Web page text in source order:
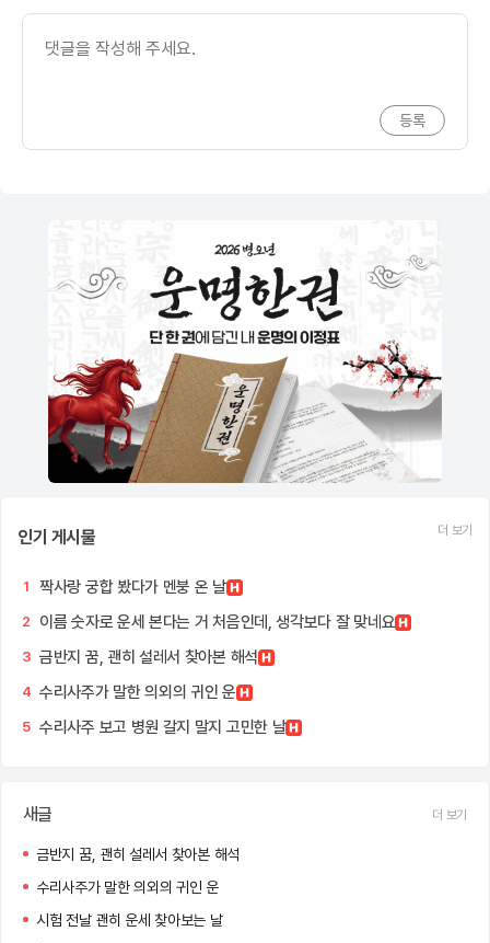
인기 게시물 더 보기
1 짝사랑 궁합 봤다가 멘붕 온 날
2 이름 숫자로 운세 본다는 거 처음인데, 생각보다 잘 맞네요
3 금반지 꿈, 괜히 설레서 찾아본 해석
4 수리사주가 말한 의외의 귀인 운
5 수리사주 보고 병원 갈지 말지 고민한 날
새글 더 보기
금반지 꿈, 괜히 설레서 찾아본 해석
수리사주가 말한 의외의 귀인 운
시험 전날 괜히 운세 찾아보는 날